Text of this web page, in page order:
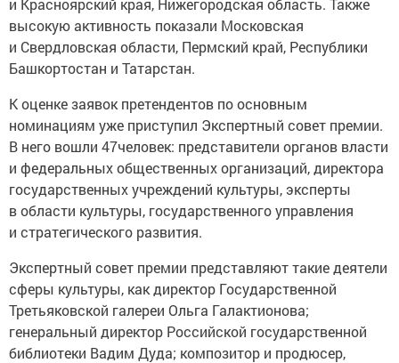
высокую активность показали Московская
и Свердловская области, Пермский край, Республики
Башкортостан и Татарстан.
К оценке заявок претендентов по основным
номинациям уже приступил Экспертный совет премии.
В него вошли 47человек: представители органов власти
и федеральных общественных организаций, директора
государственных учреждений культуры, эксперты
в области культуры, государственного управления
и стратегического развития.
Экспертный совет премии представляют такие деятели
сферы культуры, как директор Государственной
Третьяковской галереи Ольга Галактионова;
генеральный директор Российской государственной
библиотеки Вадим Дуда; композитор и продюсер,